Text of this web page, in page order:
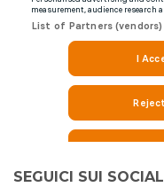
SEGUICI SUI SOCIAL